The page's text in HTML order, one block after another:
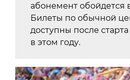
абонемент обойдется
Билеты по обычной
доступны после
в этом году.